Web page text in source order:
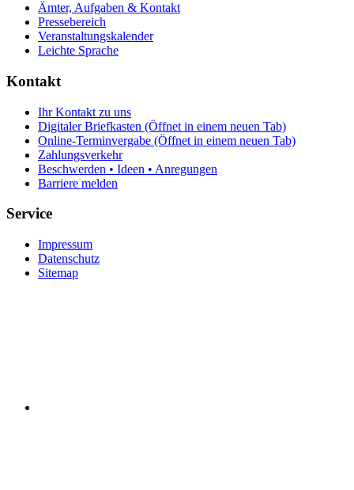
Ämter, Aufgaben & Kontakt
Pressebereich
Veranstaltungskalender
Leichte Sprache
Kontakt
Ihr Kontakt zu uns
Digitaler Briefkasten (Öffnet in einem neuen Tab)
Online-Terminvergabe (Öffnet in einem neuen Tab)
Zahlungsverkehr
Beschwerden • Ideen • Anregungen
Barriere melden
Service
Impressum
Datenschutz
Sitemap